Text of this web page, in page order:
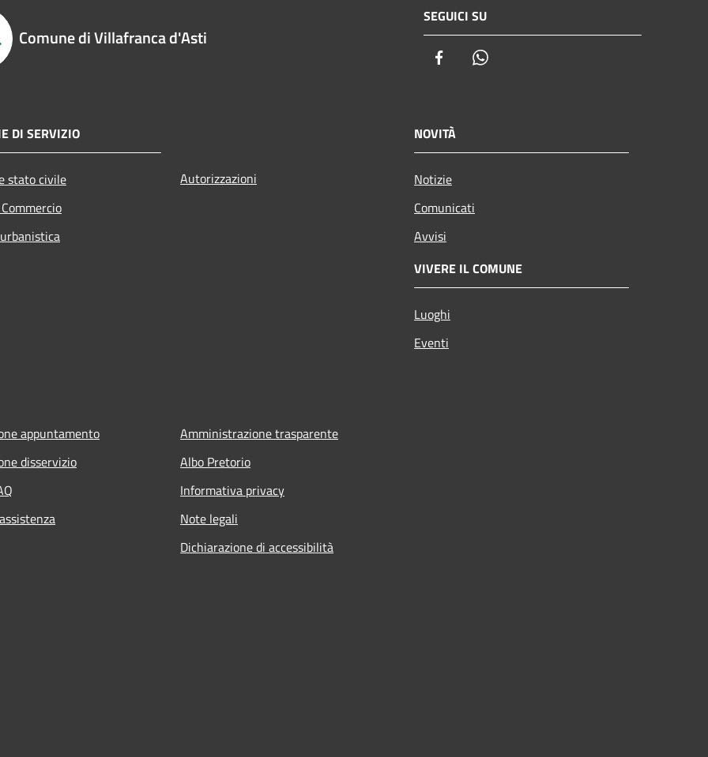
Comune di Villafranca d'Asti
SEGUICI SU
Facebook
DI SERVIZIO
stato civile
Autorizzazioni
NOVITÀ
Notizie
Comunicati
Avvisi
VIVERE IL COMUNE
Luoghi
Eventi
appuntamento
disservizio
Amministrazione trasparente
Albo Pretorio
Informativa privacy
Note legali
Dichiarazione di accessibilità